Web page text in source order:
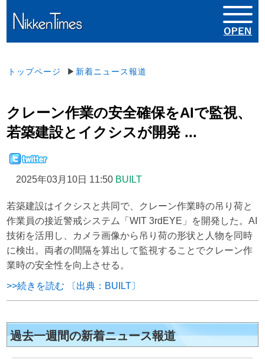
トップページ ▶ 新着ニュース報道
クレーン作業の安全確保をAIで監視、
若築建設とイクシスが開発 ...
2025年03月10日 11:50 BUILT
若築建設はイクシスと共同で、クレーン作業時の吊り荷と
作業員の接近警戒システム「WIT 3rdEYE」を開発した。AI
技術を活用し、カメラ画像から吊り荷の形状と人物を同時
に検出。両者の間隔を算出して監視することでクレーン作
業時の安全性を向上させる。
>>続きを読む 〔出典：BUILT〕
過去一週間の新着ニュース報道